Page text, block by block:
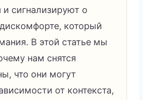
и сигнализируют о
который
В этой статье мы
нам снятся
что они могут
от контекста,